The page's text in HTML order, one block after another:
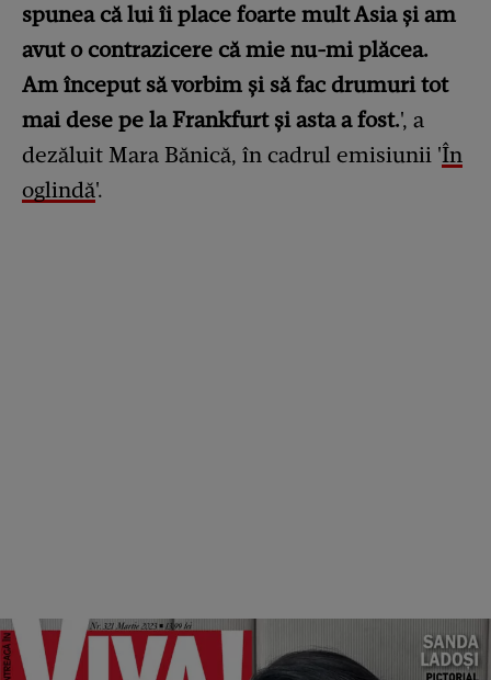
spunea că lui îi place foarte mult Asia și am
avut o contrazicere că mie nu-mi plăcea.
Am început să vorbim și să fac drumuri tot
mai dese pe la Frankfurt și asta a fost.', a
dezăluit Mara Bănică, în cadrul emisiunii 'În
oglindă'.